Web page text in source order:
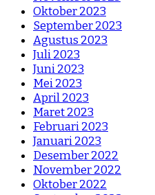
Oktober 2023
September 2023
Agustus 2023
Juli 2023
Juni 2023
Mei 2023
April 2023
Maret 2023
Februari 2023
Januari 2023
Desember 2022
November 2022
Oktober 2022